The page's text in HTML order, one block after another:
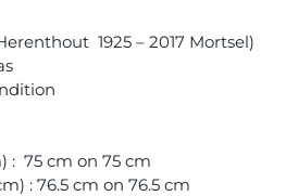
1925 – 2017 Mortsel)
: 75 cm on 75 cm
: 76.5 cm on 76.5 cm